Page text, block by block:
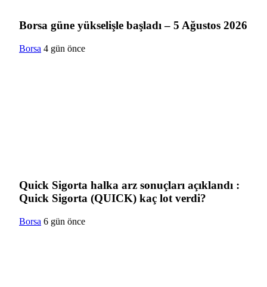
Borsa güne yükselişle başladı – 5 Ağustos 2026
Borsa 4 gün önce
Quick Sigorta halka arz sonuçları açıklandı :
Quick Sigorta (QUICK) kaç lot verdi?
Borsa 6 gün önce